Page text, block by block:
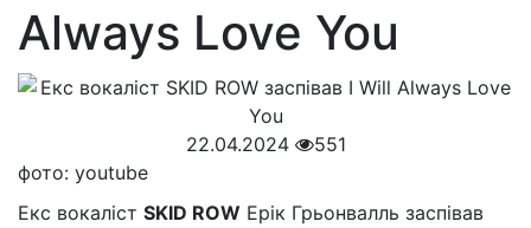
Always Love You
22.04.2024
551
фото: youtube
Екс вокаліст SKID ROW Ерік Грьонвалль заспівав